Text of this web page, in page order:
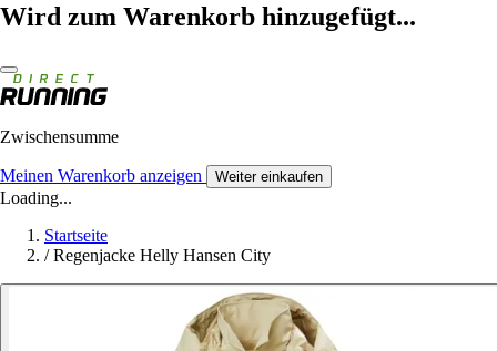
Wird zum Warenkorb hinzugefügt...
Zwischensumme
Meinen Warenkorb anzeigen Weiter einkaufen
Loading...
Startseite
/ Regenjacke Helly Hansen City